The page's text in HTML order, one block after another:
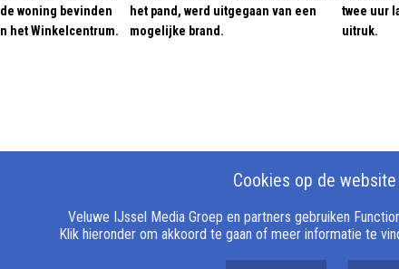
woning bevinden
het Winkelcentrum.
het pand, werd uitgegaan van een
mogelijke brand.
twee uur
uitruk.
Cookies op de
Veluwe IJssel Media Groep en partners gebruiken
Klik hieronder om akkoord te gaan of meer informatie te